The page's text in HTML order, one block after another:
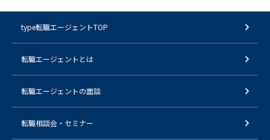
type転職エージェントTOP
転職エージェントとは
転職エージェントの面談
転職相談会・セミナー